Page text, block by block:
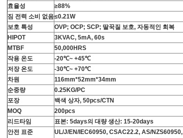
효율성
≥88%
짐 전력 소비 없음≤0.21W
보호 특성
OVP; OCP; SCP; 딸꾹질 보호, 자동적인 회복
HIPOT
3KVAC, 5mA, 60s
MTBF
50,000HRS
작용 온도
-20℃~ +45℃
저장 온도
-30℃~ +70℃
차원
116mm*52mm*34mm
순중량
0.25KG/PC
포장
백색 상자, 50pcs/CTN
MOQ
200pcs
리드타임
표본: 5days의 대량 생산: 15-20days
안전 표준
UL/J/EN/IEC60950, CSAC22.2, AS/NZS60950,